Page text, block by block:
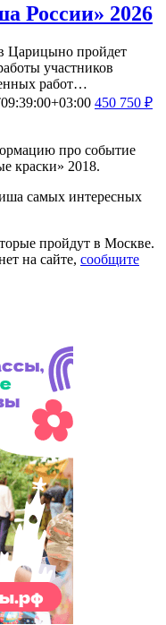
России» 2026
Царицыно пройдет
участников
работ…
450 750 ₽
про событие
краски» 2018.
самых интересных
пройдут в Москве.
на сайте, сообщите